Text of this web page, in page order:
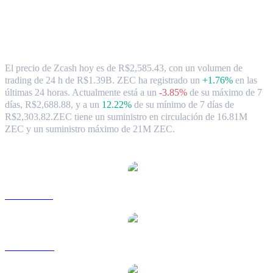
El precio de Zcash hoy es de R$2,585.43, con un volumen de
trading de 24 h de R$1.39B. ZEC ha registrado un +1.76% en las
últimas 24 horas. Actualmente está a un -3.85% de su máximo de 7
días, R$2,688.88, y a un 12.22% de su mínimo de 7 días de
R$2,303.82.ZEC tiene un suministro en circulación de 16.81M
ZEC y un suministro máximo de 21M ZEC.